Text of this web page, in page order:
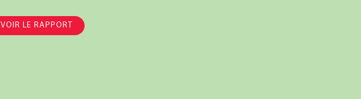
VOIR LE RAPPORT